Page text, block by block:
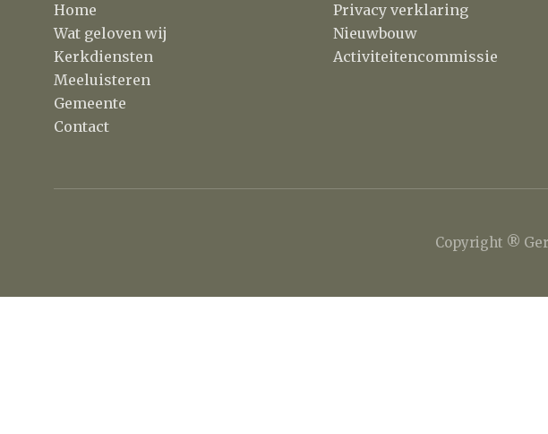
Home
Wat geloven wij
Kerkdiensten
Meeluisteren
Gemeente
Contact
Privacy verklaring
Nieuwbouw
Activiteitencommissie
Copyright ®